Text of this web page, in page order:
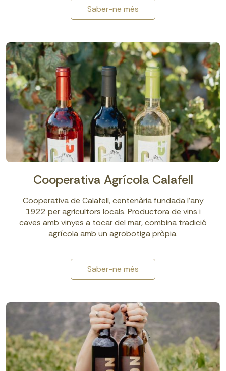
Saber-ne més
Cooperativa Agrícola Calafell
Cooperativa de Calafell, centenària fundada l’any
1922 per agricultors locals. Productora de vins i
caves amb vinyes a tocar del mar, combina tradició
agrícola amb un agrobotiga pròpia.
Saber-ne més